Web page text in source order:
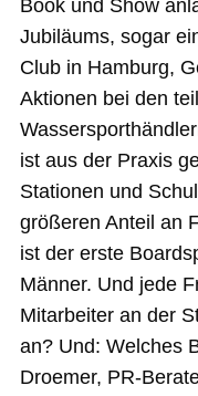
Book und Show
Jubiläums, sogar
Club in Hamburg,
Aktionen bei den
ist aus der Praxis
Stationen und
größeren Anteil an
ist der erste
Männer. Und jede
Mitarbeiter an der
an? Und: Welches
Droemer, PR-